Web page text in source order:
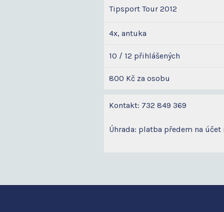
Tipsport Tour 2012
4x, antuka
10 / 12 přihlášených
800 Kč za osobu
Kontakt: 732 849 369
Úhrada: platba předem na